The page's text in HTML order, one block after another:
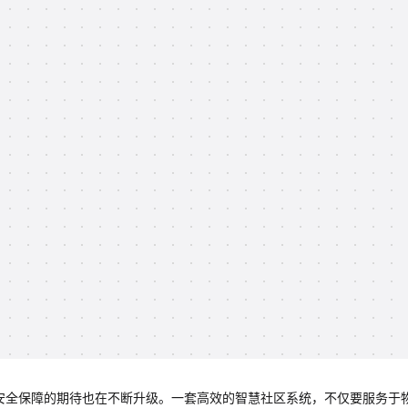
保障的期待也在不断升级。一套高效的智慧社区系统，不仅要服务于